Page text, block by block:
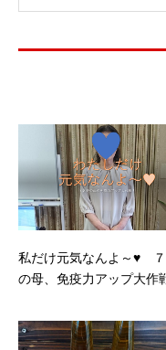
私だけ元気なんよ～♥
の母、免疫力アップ大作